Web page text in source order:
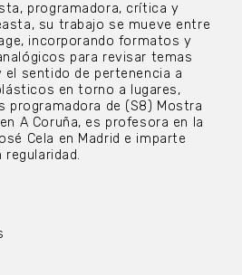
programadora, crítica y
su trabajo se mueve entre
incorporando formatos y
para revisar temas
sentido de pertenencia a
en torno a lugares,
programadora de (S8) Mostra
A Coruña, es profesora en la
Cela en Madrid e imparte